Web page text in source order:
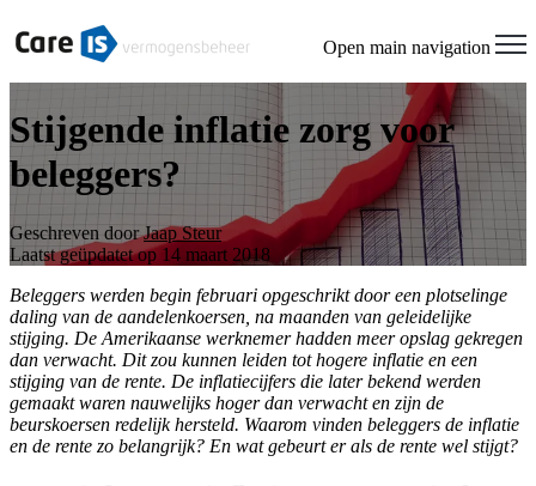
Open main navigation
Stijgende inflatie zorg voor
beleggers?
Geschreven doorJaap Steur
Laatst geüpdatet op 14 maart 2018
Beleggers werden begin februari opgeschrikt door een plotselinge
daling van de aandelenkoersen, na maanden van geleidelijke
stijging. De Amerikaanse werknemer hadden meer opslag gekregen
dan verwacht. Dit zou kunnen leiden tot hogere inflatie en een
stijging van de rente. De inflatiecijfers die later bekend werden
gemaakt waren nauwelijks hoger dan verwacht en zijn de
beurskoersen redelijk hersteld. Waarom vinden beleggers de inflatie
en de rente zo belangrijk? En wat gebeurt er als de rente wel stijgt?